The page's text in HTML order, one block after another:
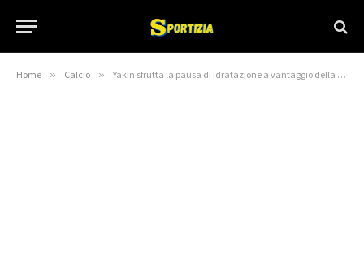
Home » Calcio » Yakin sfrutta la pausa di idratazione a vantaggio della Svizzera nella vittoria sulla Bosnia